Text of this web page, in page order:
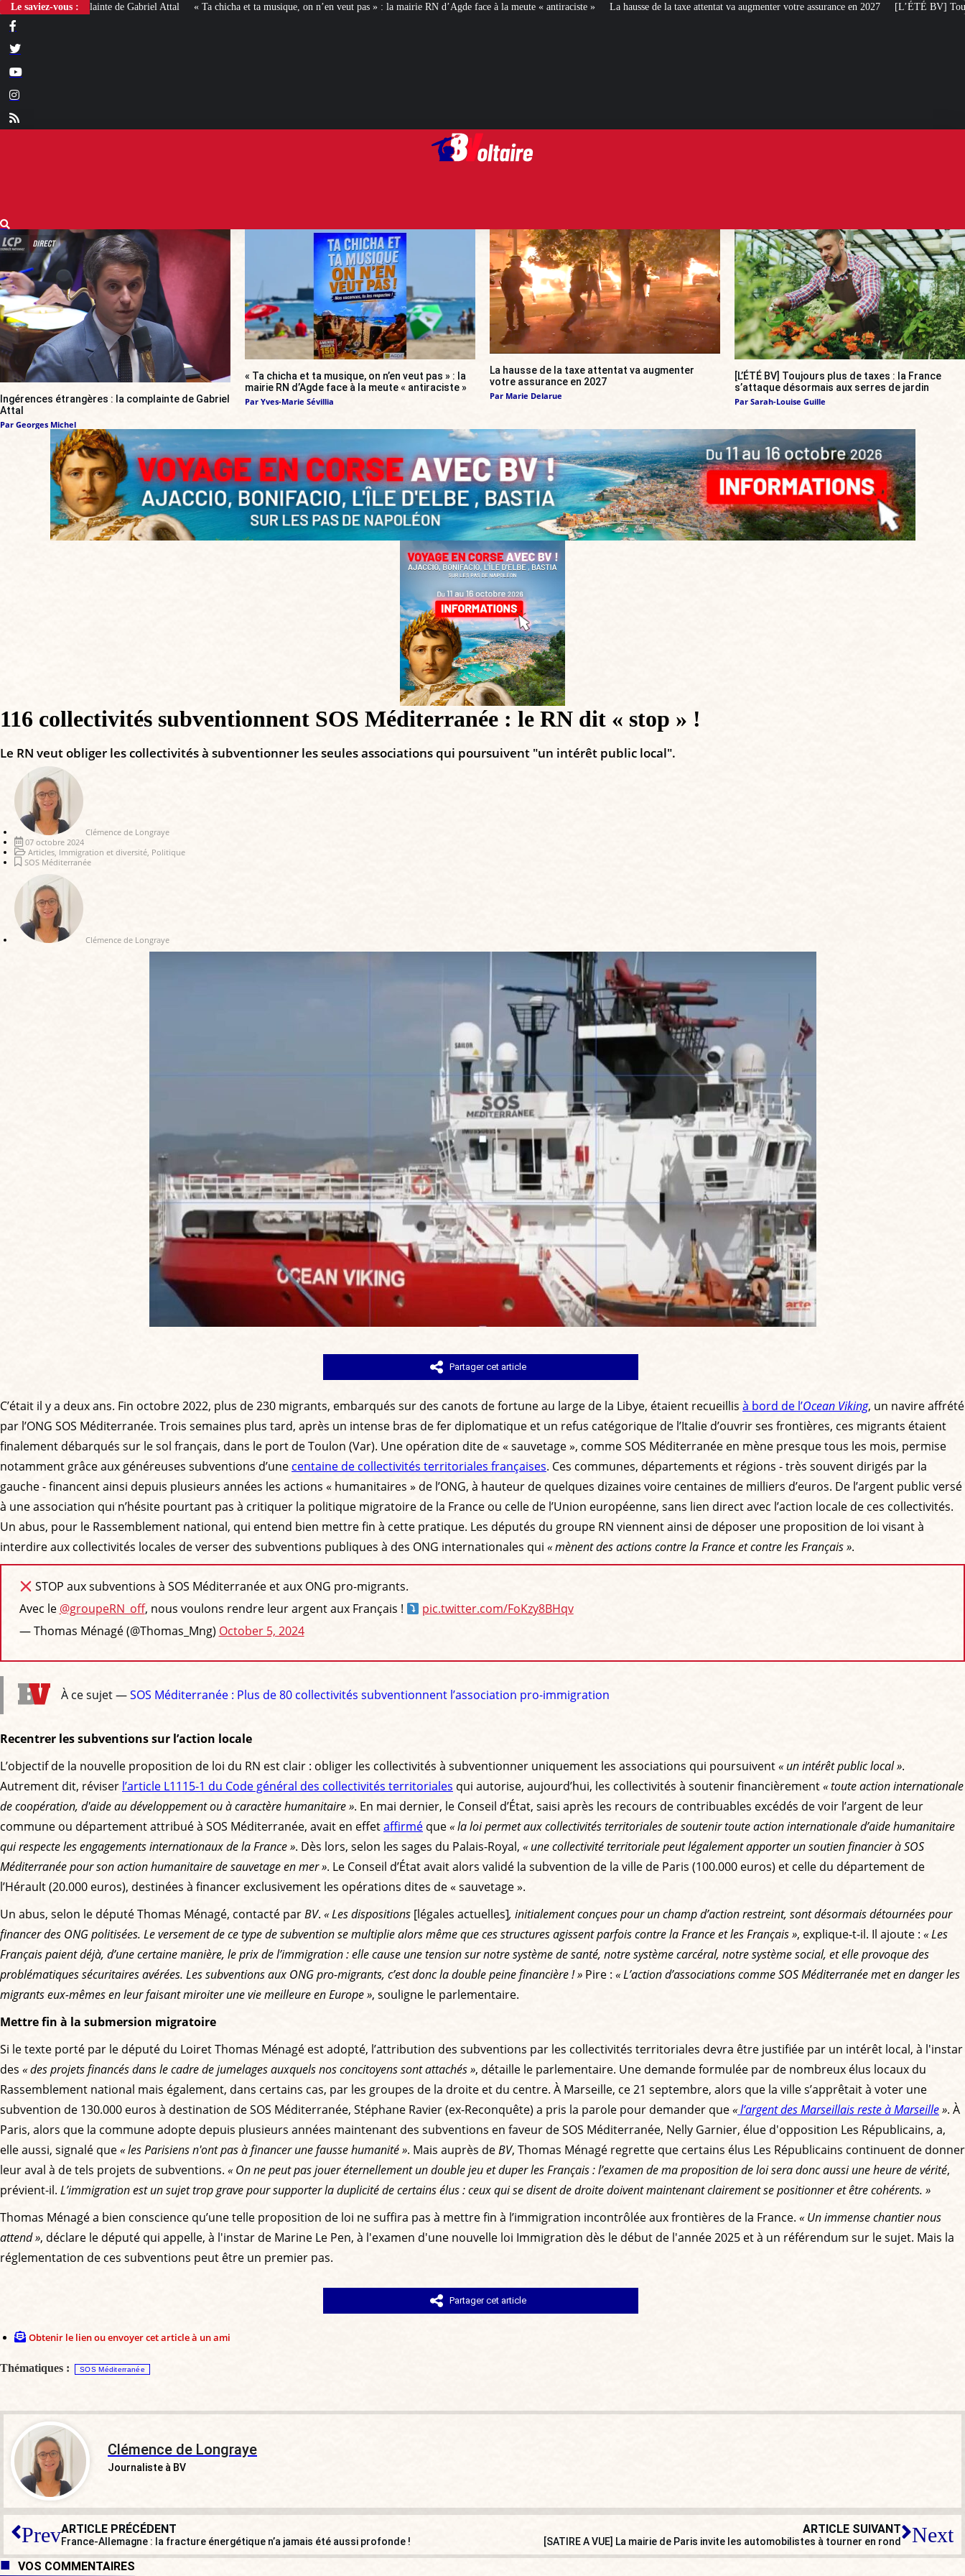
Le saviez-vous :« Ta chicha et ta musique, on n’en veut pas » : la mairie RN d’Agde face à la meute « antiraciste » La hausse de la taxe attentat va augmenter votre assurance en 2027 [L’ÉTÉ BV] Toujours plus de taxes : la
Ingérences étrangères : la complainte de Gabriel
Attal
Par Georges Michel
« Ta chicha et ta musique, on n’en veut pas » : la
mairie RN d’Agde face à la meute « antiraciste »
Par Yves-Marie Sévillia
La hausse de la taxe attentat va augmenter
votre assurance en 2027
Par Marie Delarue
[L’ÉTÉ BV] Toujours plus de taxes : la France
s’attaque désormais aux serres de jardin
Par Sarah-Louise Guille
116 collectivités subventionnent SOS Méditerranée : le RN dit « stop » !
Le RN veut obliger les collectivités à subventionner les seules associations qui poursuivent "un intérêt public local".
Clémence de Longraye
07 octobre 2024
Articles Immigration et diversité Politique
SOS Méditerranée
Clémence de Longraye
Partager cet article
C’était il y a deux ans. Fin octobre 2022, plus de 230 migrants, embarqués sur des canots de fortune au large de la Libye, étaient recueillis à bord de l’Ocean Viking, un navire affrété
par l’ONG SOS Méditerranée. Trois semaines plus tard, après un intense bras de fer diplomatique et un refus catégorique de l’Italie d’ouvrir ses frontières, ces migrants étaient
finalement débarqués sur le sol français, dans le port de Toulon (Var). Une opération dite de « sauvetage », comme SOS Méditerranée en mène presque tous les mois, permise
notamment grâce aux généreuses subventions d’unecentaine de collectivités territoriales françaises. Ces communes, départements et régions - très souvent dirigés par la
gauche - financent ainsi depuis plusieurs années les actions « humanitaires » de l’ONG, à hauteur de quelques dizaines voire centaines de milliers d’euros. De l’argent public versé
à une association qui n’hésite pourtant pas à critiquer la politique migratoire de la France ou celle de l’Union européenne, sans lien direct avec l’action locale de ces collectivités.
Un abus, pour le Rassemblement national, qui entend bien mettre fin à cette pratique. Les députés du groupe RN viennent ainsi de déposer une proposition de loi visant à
interdire aux collectivités locales de verser des subventions publiques à des ONG internationales qui « mènent des actions contre la France et contre les Français ».
STOP aux subventions à SOS Méditerranée et aux ONG pro-migrants.
Avec le @groupeRN_off, nous voulons rendre leur argent aux Français !
pic.twitter.com/FoKzy8BHqv
— Thomas Ménagé (@Thomas_Mng) October 5, 2024
À ce sujet —SOS Méditerranée : Plus de 80 collectivités subventionnent l’association pro-immigration
Recentrer les subventions sur l’action locale
L’objectif de la nouvelle proposition de loi du RN est clair : obliger les collectivités à subventionner uniquement les associations qui poursuivent« un intérêt public local ».
Autrement dit, réviser l’article L1115-1 du Code général des collectivités territoriales qui autorise, aujourd’hui, les collectivités à soutenir financièrement« toute action internationale
de coopération, d'aide au développement ou à caractère humanitaire ». En mai dernier, le Conseil d’État, saisi après les recours de contribuables excédés de voir l’argent de leur
commune ou département attribué à SOS Méditerranée, avait en effetaffirmé que« la loi permet aux collectivités territoriales de soutenir toute action internationale d’aide humanitaire
qui respecte les engagements internationaux de la France ». Dès lors, selon les sages du Palais-Royal, « une collectivité territoriale peut légalement apporter un soutien financier à SOS
Méditerranée pour son action humanitaire de sauvetage en mer ». Le Conseil d’État avait alors validé la subvention de la ville de Paris (100.000 euros) et celle du département de
l’Hérault (20.000 euros), destinées à financer exclusivement les opérations dites de « sauvetage ».
Un abus, selon le député Thomas Ménagé, contacté parBV. « Les dispositions [légales actuelles], initialement conçues pour un champ d’action restreint, sont désormais détournées pour
financer des ONG politisées. Le versement de ce type de subvention se multiplie alors même que ces structures agissent parfois contre la France et les Français », explique-t-il. Il ajoute : « Les
Français paient déjà, d’une certaine manière, le prix de l’immigration : elle cause une tension sur notre système de santé, notre système carcéral, notre système social, et elle provoque des
problématiques sécuritaires avérées. Les subventions aux ONG pro-migrants, c’est donc la double peine financière ! » Pire : « L’action d’associations comme SOS Méditerranée met en danger les
migrants eux-mêmes en leur faisant miroiter une vie meilleure en Europe », souligne le parlementaire.
Mettre fin à la submersion migratoire
Si le texte porté par le député du Loiret Thomas Ménagé est adopté, l’attribution des subventions par les collectivités territoriales devra être justifiée par un intérêt local, à l'instar
des « des projets financés dans le cadre de jumelages auxquels nos concitoyens sont attachés », détaille le parlementaire. Une demande formulée par de nombreux élus locaux du
Rassemblement national mais également, dans certains cas, par les groupes de la droite et du centre. À Marseille, ce 21 septembre, alors que la ville s’apprêtait à voter une
subvention de 130.000 euros à destination de SOS Méditerranée, Stéphane Ravier (ex-Reconquête) a pris la parole pour demander que«l’argent des Marseillais reste à Marseille». À
Paris, alors que la commune adopte depuis plusieurs années maintenant des subventions en faveur de SOS Méditerranée, Nelly Garnier, élue d'opposition Les Républicains, a,
elle aussi, signalé que« les Parisiens n'ont pas à financer une fausse humanité ». Mais auprès deBV, Thomas Ménagé regrette que certains élus Les Républicains continuent de donner
leur aval à de tels projets de subventions. « On ne peut pas jouer éternellement un double jeu et duper les Français : l’examen de ma proposition de loi sera donc aussi une heure de vérité,
prévient-il. L’immigration est un sujet trop grave pour supporter la duplicité de certains élus : ceux qui se disent de droite doivent maintenant clairement se positionner et être cohérents. »
Thomas Ménagé a bien conscience qu’une telle proposition de loi ne suffira pas à mettre fin à l’immigration incontrôlée aux frontières de la France. « Un immense chantier nous
attend », déclare le député qui appelle, à l'instar de Marine Le Pen, à l'examen d'une nouvelle loi Immigration dès le début de l'année 2025 et à un référendum sur le sujet. Mais la
réglementation de ces subventions peut être un premier pas.
Partager cet article
Obtenir le lien ou envoyer cet article à un ami
Thématiques : SOS Méditerranée
Clémence de Longraye
Journaliste à BV
PrevARTICLE PRÉCÉDENT
France-Allemagne : la fracture énergétique n’a jamais été aussi profonde !
ARTICLE SUIVANT
[SATIRE A VUE] La mairie de Paris invite les automobilistes à tourner en rond Next
VOS COMMENTAIRES